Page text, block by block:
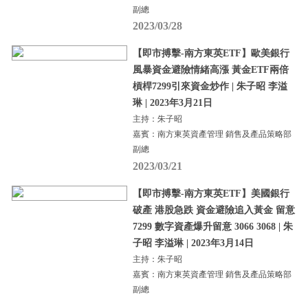
副總
2023/03/28
【即市搏擊-南方東英ETF】歐美銀行
風暴資金避險情緒高漲 黃金ETF兩倍
槓桿7299引來資金炒作 | 朱子昭 李溢
琳 | 2023年3月21日
主持：朱子昭
嘉賓：南方東英資產管理 銷售及產品策略部
副總
2023/03/21
【即市搏擊-南方東英ETF】美國銀行
破產 港股急跌 資金避險追入黃金 留意
7299 數字資產爆升留意 3066 3068 | 朱
子昭 李溢琳 | 2023年3月14日
主持：朱子昭
嘉賓：南方東英資產管理 銷售及產品策略部
副總